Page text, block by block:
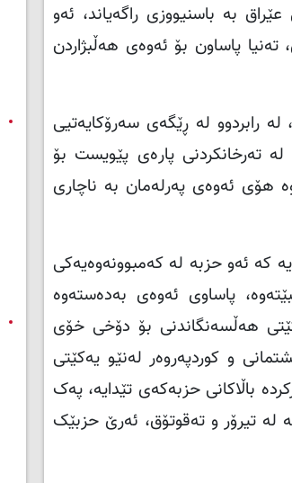
بە باسنیووزی راگەیاند، ئەو
تەنیا پاساون بۆ ئەوەی هەڵبژاردن
لە رابردوو لە ڕێگەی سەرۆکایەتیی
تەرخانکردنی پارەی پێویست بۆ
هۆی ئەوەی پەرلەمان بە ناچاری
کە ئەو حزبە لە کەمبوونەوەیەکی
پاساوی ئەوەی بەدەستەوە
هەڵسەنگاندنی بۆ دۆخی خۆی
و کوردپەروەر لەنێو یەکێتی
باڵاکانی حزبەکەی تێدایە، پەک
لە تیرۆر و تەقوتۆق، ئەرێ حزبێک